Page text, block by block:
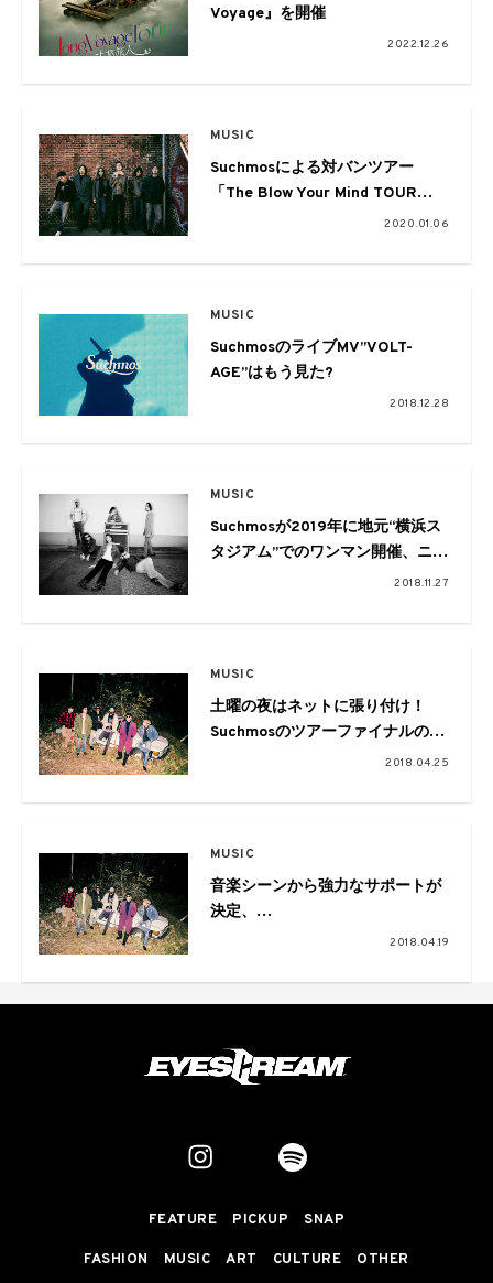
Voyage』を開催
2022.12.26
MUSIC
Suchmosによる対バンツアー
「The Blow Your Mind TOUR
2020」の第一弾にcero、ペトロ
2020.01.06
MUSIC
SuchmosのライブMV”VOLT-
AGE”はもう見た?
2018.12.28
MUSIC
Suchmosが2019年に地元“横浜ス
タジアム”でのワンマン開催、ニュ
ーアルバムリリースを発表2018.11.27
MUSIC
土曜の夜はネットに張り付け！
Suchmosのツアーファイナルの模
様をストリーミングで全編生配信
2018.04.25
MUSIC
音楽シーンから強力なサポートが
決定、
Suchmosが2018 NHKサッカーテ
2018.04.19
FEATURE PICKUP SNAP
FASHION MUSIC ART CULTURE OTHER